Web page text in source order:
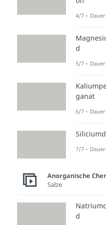
erklärt
Mithilfe der
Die
Dazu
Reagenz.
4/7 –
d
5/7 –
ganat
6/7 –
7/7 –
Anorganische
Salze
d